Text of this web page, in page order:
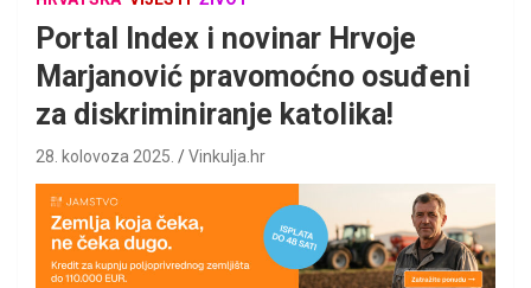
Portal Index i novinar Hrvoje
Marjanović pravomoćno osuđeni
za diskriminiranje katolika!
28. kolovoza 2025. Vinkulja.hr